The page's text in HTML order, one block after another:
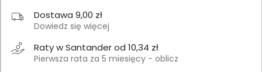
Dostawa 9,00 zł
Dowiedz się więcej
Raty w Santander od 10,34 zł
Pierwsza rata za 5 miesięcy - oblicz